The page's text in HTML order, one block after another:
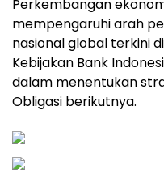
Perkembangan
mempengaruhi arah
nasional global terkini
Kebijakan Bank
dalam menentukan
Obligasi berikutnya.